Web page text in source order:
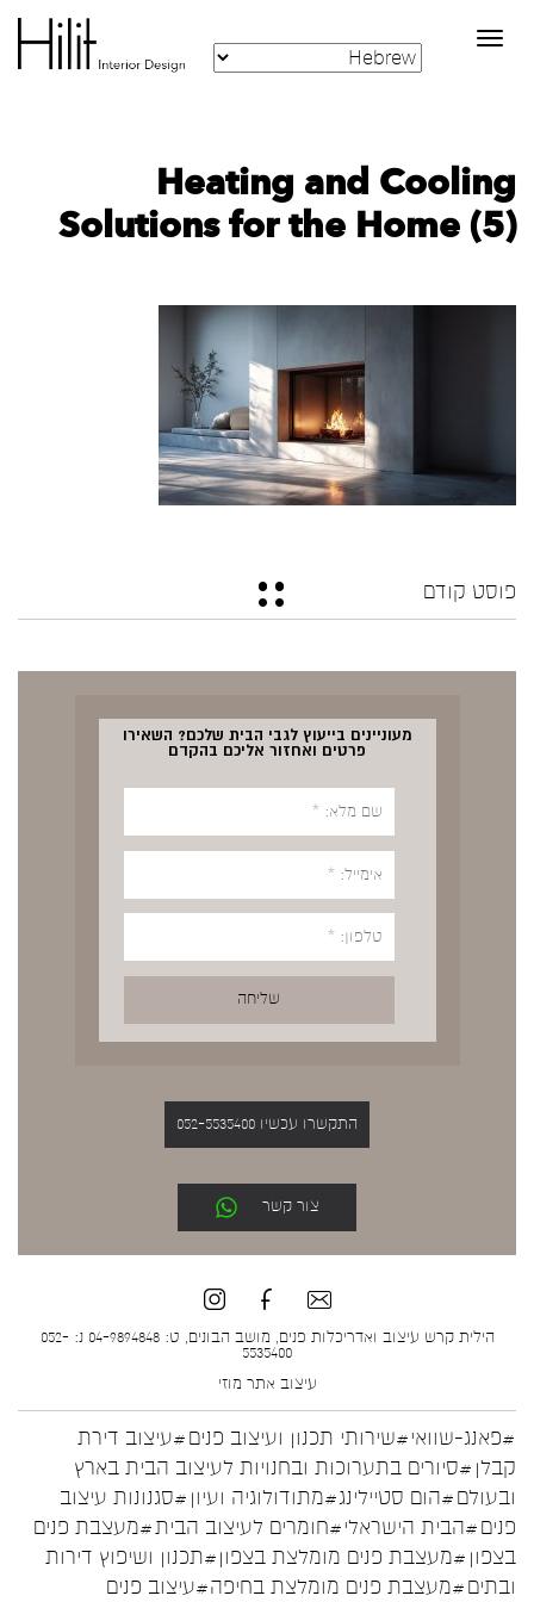
Toggle
navigation
Heating and Cooling
Solutions for the Home (5)
פוסט קודם
מעוניינים בייעוץ לגבי הבית שלכם? השאירו
פרטים ואחזור אליכם בהקדם
התקשרו עכשיו 052-5535400
צור קשר
הילית קרש עיצוב ואדריכלות פנים, מושב הבונים, ט: 04-9894848 נ: 052-
5535400
עיצוב אתר מוזי
#פאנג-שוואי#שירותי תכנון ועיצוב פנים#עיצוב דירת
קבלן #סיורים בתערוכות ובחנויות לעיצוב הבית בארץ
ובעולם#הום סטיילינג#מתודולוגיה ועיון #סגנונות עיצוב
פנים#הבית הישראלי#חומרים לעיצוב הבית#מעצבת פנים
בצפון #מעצבת פנים מומלצת בצפון#תכנון ושיפוץ דירות
ובתים#מעצבת פנים מומלצת בחיפה#עיצוב פנים